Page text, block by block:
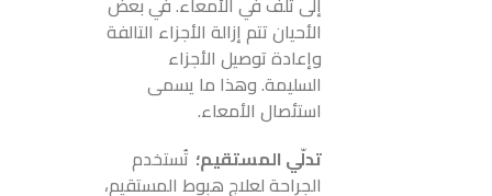
الأحيان تتم إزالة الأجزاء التالفة
وإعادة توصيل الأجزاء
السليمة. وهذا ما يسمى
استئصال الأمعاء.
تدلّي المستقيم؛ تُستخدم
الجراحة لعلاج هبوط المستقيم،